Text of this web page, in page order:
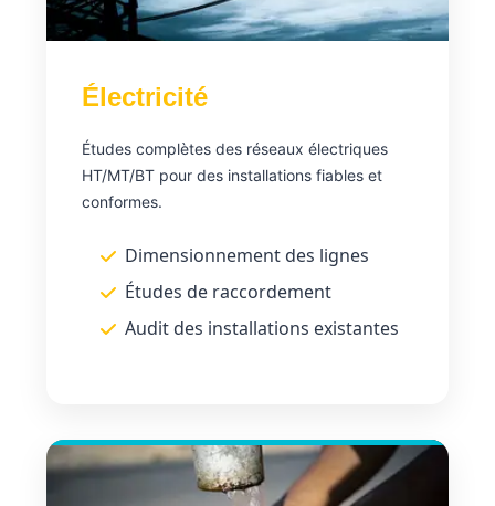
Électricité
Études complètes des réseaux électriques
HT/MT/BT pour des installations fiables et
conformes.
Dimensionnement des lignes
Études de raccordement
Audit des installations existantes